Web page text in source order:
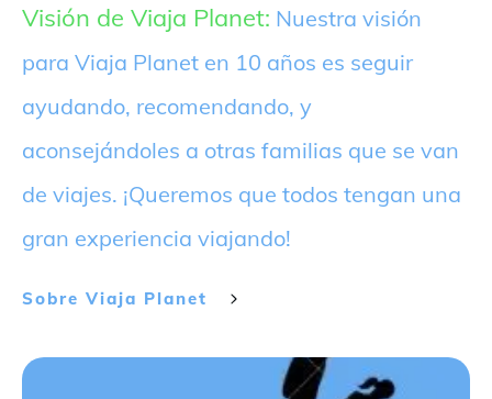
Visión de Viaja Planet: Nuestra visión
para Viaja Planet en 10 años es seguir
ayudando, recomendando, y
aconsejándoles a otras familias que se van
de viajes. ¡Queremos que todos tengan una
gran experiencia viajando!
Sobre Viaja Planet